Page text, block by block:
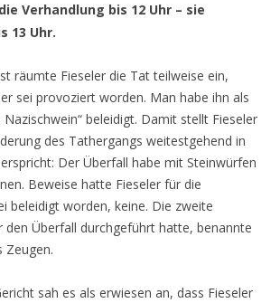
Verhandlung bis 12 Uhr – sie
13 Uhr.
räumte Fieseler die Tat teilweise ein,
sei provoziert worden. Man habe ihn als
Nazischwein“ beleidigt. Damit stellt Fieseler
des Tathergangs weitestgehend in
Der Überfall habe mit Steinwürfen
Beweise hatte Fieseler für die
beleidigt worden, keine. Die zweite
den Überfall durchgeführt hatte, benannte
Zeugen.
sah es als erwiesen an, dass Fieseler